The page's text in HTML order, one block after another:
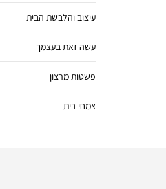
עיצוב והלבשת הבית
עשה זאת בעצמך
פשטות מרצון
צמחי בית